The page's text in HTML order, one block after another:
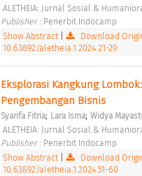
ALETHEIA: Jurnal Sosial &
Publisher : Penerbit Indocamp
Show Abstract| Download
10.63892/aletheia.1.2024.21-29
Eksplorasi Kangkung
Pengembangan Bisnis
Syarifa Fitria; Lara Isma; Widya
ALETHEIA: Jurnal Sosial &
Publisher : Penerbit Indocamp
Show Abstract| Download
10.63892/aletheia.1.2024.51-60